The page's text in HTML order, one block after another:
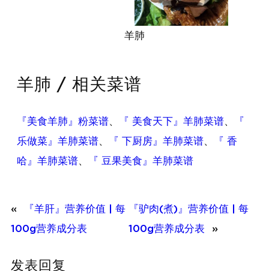
羊肺
羊肺 / 相关菜谱
『美食羊肺』粉菜谱、 『 美食天下』羊肺菜谱、
『
乐做菜』羊肺菜谱、 『 下厨房』羊肺菜谱、
『 香
哈』羊肺菜谱、 『 豆果美食』羊肺菜谱
«
『羊肝』营养价值 | 每
100g营养成分表
『驴肉(煮)』营养价值 | 每
100g营养成分表
»
发表回复